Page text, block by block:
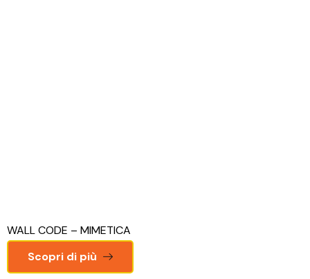
WALL CODE – MIMETICA
Scopri di più